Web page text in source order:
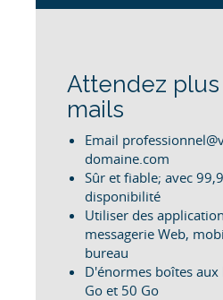
Attendez
mails
Email
domaine.com
Sûr et fiable; avec
disponibilité
Utiliser des
messagerie Web,
bureau
D'énormes boîtes
Go et 50 Go